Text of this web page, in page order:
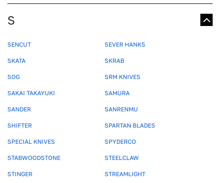
S
SENCUT SEVER HANKS
SKATA SKRAB
SOG SRM KNIVES
SAKAI TAKAYUKI SAMURA
SANDER SANRENMU
SHIFTER SPARTAN BLADES
SPECIAL KNIVES SPYDERCO
STABWOODSTONE STEELCLAW
STINGER STREAMLIGHT